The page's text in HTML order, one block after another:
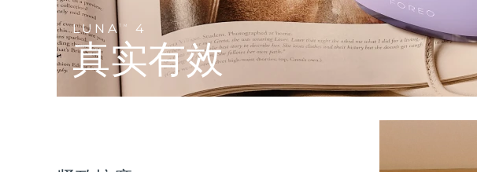
LUNATM 4
真实有效
LUNA™ 护肤
Premium cleansers & balm
LUNA™ 设备
面膜
Rejuvenation & hydration
issa™ Teeth Whitening Set
Dual LED + sonic device & 18% PAP gel
FAQ™ 103
Luxurious clinical anti-aging set
FAQ™ 211
Anti-aging neck & décolleté LED mask
FAQ™ Scalp Serum
Scalp recovery probiotic serum
FAQ™ 502
Full-Spectrum Red Light Therapy
保健品
专业治疗